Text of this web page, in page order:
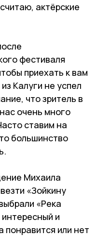
актёрские
фестиваля
приехать к вам
Калуги не успел
что зритель в
очень много
ставим на
большинство
Михаила
«Зойкину
«Река
и
понравится или нет